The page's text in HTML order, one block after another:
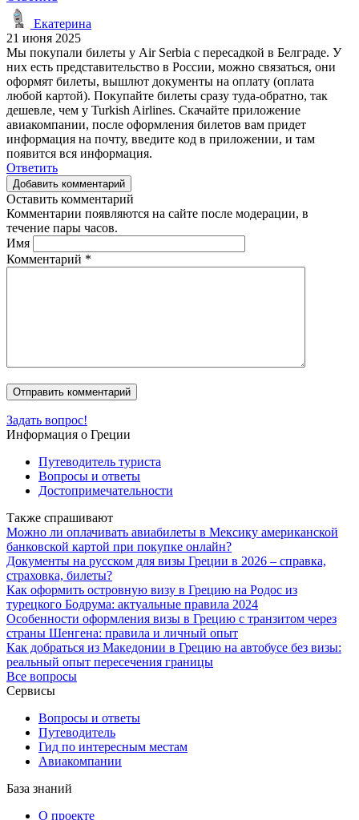
Екатерина
21 июня 2025
Мы покупали билеты у Air Serbia с пересадкой в Белграде. У
них есть представительство в России, можно связаться, они
оформят билеты, вышлют документы на оплату (оплата
любой картой). Покупайте билеты сразу туда-обратно, так
дешевле, чем у Turkish Airlines. Скачайте приложение
авиакомпании, после оформления билетов вам придет
информация на почту, введите код в приложении, и там
появится вся информация.
Ответить
Добавить комментарий
Оставить комментарий
Комментарии появляются на сайте после модерации, в
течение пары часов.
Имя
Комментарий *
Задать вопрос!
Информация о Греции
Путеводитель туриста
Вопросы и ответы
Достопримечательности
Также спрашивают
Можно ли оплачивать авиабилеты в Мексику американской
банковской картой при покупке онлайн?
Документы на русском для визы Греции в 2026 – справка,
страховка, билеты?
Как оформить островную визу в Грецию на Родос из
турецкого Бодрума: актуальные правила 2024
Особенности оформления визы в Грецию с транзитом через
страны Шенгена: правила и личный опыт
Как добраться из Македонии в Грецию на автобусе без визы:
реальный опыт пересечения границы
Все вопросы
Сервисы
Вопросы и ответы
Путеводитель
Гид по интересным местам
Авиакомпании
База знаний
О проекте